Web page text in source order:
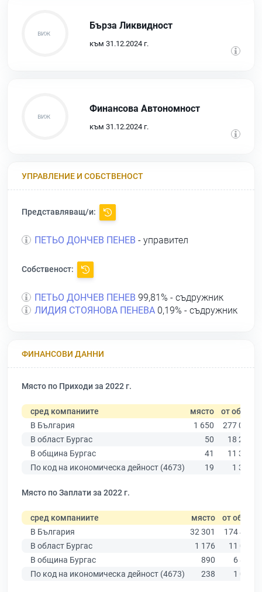
Бърза Ликвидност
към 31.12.2024 г.
Финансова Автономност
към 31.12.2024 г.
УПРАВЛЕНИЕ И СОБСТВЕНОСТ
Представляващ/и:
ПЕТЬО ДОНЧЕВ ПЕНЕВ - управител
Собственост:
ПЕТЬО ДОНЧЕВ ПЕНЕВ 99,81% - съдружник
ЛИДИЯ СТОЯНОВА ПЕНЕВА 0,19% - съдружник
ФИНАНСОВИ ДАННИ
Място по Приходи за 2022 г.
сред компаниите място от общо
В България
1 650
277 019
В област Бургас
50
18 275
В община Бургас
41
11 315
По код на икономическа дейност (4673)
19 1 350
Място по Заплати за 2022 г.
сред компаниите място от общо
В България
32 301
174 403
В област Бургас
1 176
11 009
В община Бургас
890
6 879
По код на икономическа дейност (4673)
238 1 002